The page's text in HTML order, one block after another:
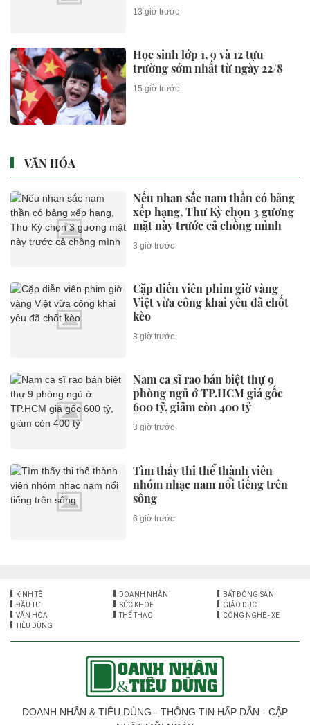
13 giờ trước
Học sinh lớp 1, 9 và 12 tựu
trường sớm nhất từ ngày 22/8
15 giờ trước
VĂN HÓA
Nếu nhan sắc nam thần có bảng
xếp hạng, Thư Kỳ chọn 3 gương
mặt này trước cả chồng mình
3 giờ trước
Cặp diễn viên phim giờ vàng
Việt vừa công khai yêu đã chốt
kèo
3 giờ trước
Nam ca sĩ rao bán biệt thự 9
phòng ngủ ở TP.HCM giá gốc
600 tỷ, giảm còn 400 tỷ
3 giờ trước
Tìm thấy thi thể thành viên
nhóm nhạc nam nổi tiếng trên
sông
6 giờ trước
KINH TẾ DOANH NHÂN
BẤT ĐỘNG SẢN
ĐẦU TƯ
SỨC KHỎE
GIÁO DỤC
VĂN HÓA
THỂ THAO
CÔNG NGHỆ - XE
TIÊU DÙNG
DOANH NHÂN & TIÊU DÙNG - THÔNG TIN HẤP DẪN - CẬP